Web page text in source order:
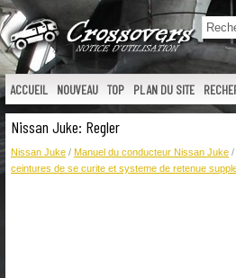
ACCUEIL NOUVEAU TOP PLAN DU SITE
Nissan Juke: Regler
Nissan Juke / Manuel du conducteur Nissan Juke /
ceintures de se curite et systeme de retenue